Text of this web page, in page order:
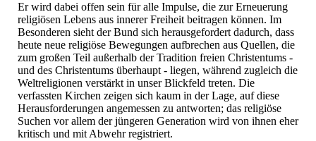
Er wird dabei offen sein für alle Impulse, die zur Erneuerung
religiösen Lebens aus innerer Freiheit beitragen können. Im
Besonderen sieht der Bund sich herausgefordert dadurch, dass
heute neue religiöse Bewegungen aufbrechen aus Quellen, die
zum großen Teil außerhalb der Tradition freien Christentums -
und des Christentums überhaupt - liegen, während zugleich die
Weltreligionen verstärkt in unser Blickfeld treten. Die
verfassten Kirchen zeigen sich kaum in der Lage, auf diese
Herausforderungen angemessen zu antworten; das religiöse
Suchen vor allem der jüngeren Generation wird von ihnen eher
kritisch und mit Abwehr registriert.